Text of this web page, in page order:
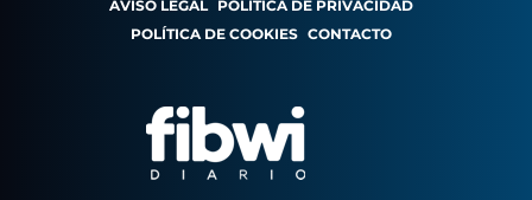
AVISO LEGAL POLÍTICA DE PRIVACIDAD
POLÍTICA DE COOKIES CONTACTO